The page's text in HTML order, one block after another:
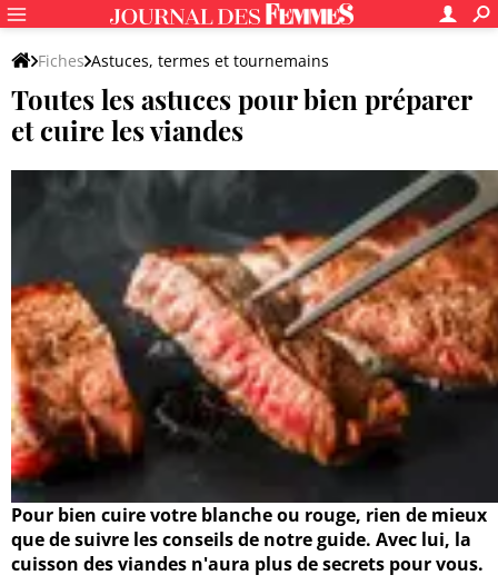
Fiches Astuces, termes et tournemains
Viandes, volailles et charcuterie
Toutes les astuces pour bien préparer
et cuire les viandes
Pour bien cuire votre blanche ou rouge, rien de mieux
que de suivre les conseils de notre guide. Avec lui, la
cuisson des viandes n'aura plus de secrets pour vous.